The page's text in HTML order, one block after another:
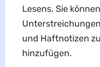
Lesens. Sie
und Haftnotizen
hinzufügen.